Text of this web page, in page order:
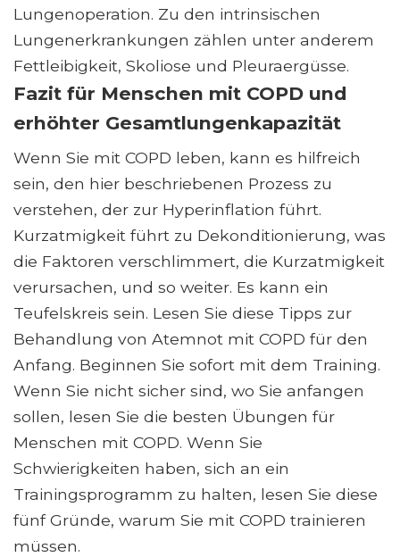
Lungenoperation. Zu den intrinsischen
Lungenerkrankungen zählen unter anderem
Fettleibigkeit, Skoliose und Pleuraergüsse.
Fazit für Menschen mit COPD und
erhöhter Gesamtlungenkapazität
Wenn Sie mit COPD leben, kann es hilfreich
sein, den hier beschriebenen Prozess zu
verstehen, der zur Hyperinflation führt.
Kurzatmigkeit führt zu Dekonditionierung, was
die Faktoren verschlimmert, die Kurzatmigkeit
verursachen, und so weiter. Es kann ein
Teufelskreis sein. Lesen Sie diese Tipps zur
Behandlung von Atemnot mit COPD für den
Anfang. Beginnen Sie sofort mit dem Training.
Wenn Sie nicht sicher sind, wo Sie anfangen
sollen, lesen Sie die besten Übungen für
Menschen mit COPD. Wenn Sie
Schwierigkeiten haben, sich an ein
Trainingsprogramm zu halten, lesen Sie diese
fünf Gründe, warum Sie mit COPD trainieren
müssen.